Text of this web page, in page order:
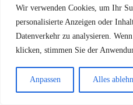
Wir verwenden Cookies, um Ihr
personalisierte Anzeigen oder
Datenverkehr zu analysieren.
klicken, stimmen Sie der
Anpassen Alles
ein. Wir feiern am 15.
Mai ab 14 Uhr mit
Kaffee und Kuchen bei
uns zuhause.“